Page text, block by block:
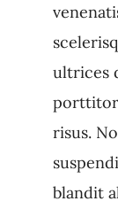
ultrices
porttitor
risus.
blandit